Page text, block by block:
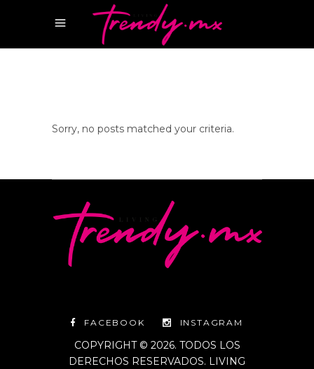
Sorry, no posts matched your criteria.
FACEBOOK INSTAGRAM
COPYRIGHT © 2026. TODOS LOS
DERECHOS RESERVADOS. LIVING